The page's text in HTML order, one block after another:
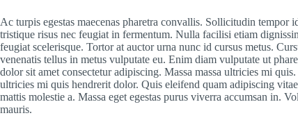
Ac turpis egestas maecenas pharetra convallis. Sollicitudin
tristique risus nec feugiat in fermentum. Nulla facilisi etiam
feugiat scelerisque. Tortor at auctor urna nunc id cursus metus.
venenatis tellus in metus vulputate eu. Enim diam vulputate ut
dolor sit amet consectetur adipiscing. Massa massa ultricies mi
ultricies mi quis hendrerit dolor. Quis eleifend quam adipiscing
mattis molestie a. Massa eget egestas purus viverra accumsan in.
mauris.